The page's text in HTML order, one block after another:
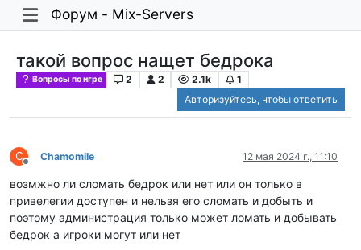
Форум - Mix-Servers
такой вопрос нащет бедрока
Вопросы по игре 2 2 2.1k
1
Авторизуйтесь, чтобы ответить
C
Не в сети
Chamomile 12 мая 2024 г., 11:10
возмжно ли сломать бедрок или нет или он только в
привелегии доступен и нельзя его сломать и добыть и
поэтому администрация только может ломать и добывать
бедрок а игроки могут или нет